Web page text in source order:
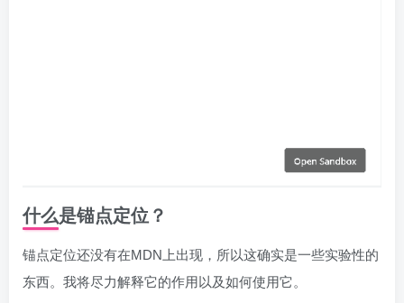
什么是锚点定位？
锚点定位还没有在MDN上出现，所以这确实是一些实验性的
东西。我将尽力解释它的作用以及如何使用它。